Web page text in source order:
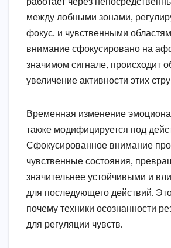
работает через
между лобными зонами,
фокус, и чувственными
внимание сфокусировано на
значимом сигнале, происходит
увеличение активности этих
Временная изменение
также модифицируется под
Сфокусированное внимание
чувственные состояния,
значительнее устойчивыми и
для последующего действий.
почему техники осознанности
для регуляции чувств.